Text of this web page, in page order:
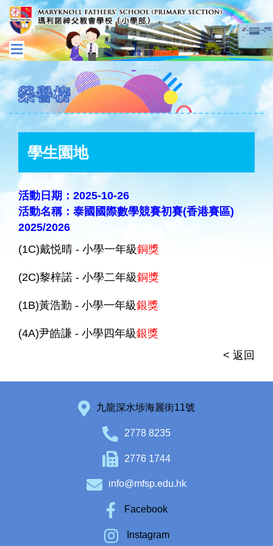
榮譽榜
學生園地
活動日期：2025-10-26
活動名稱：泰國國際數學競賽初賽(香港賽區)
2025/2026
(1C)戴悦晴 - 小學一年級銅獎
(2C)黎梓諾 - 小學二年級銅獎
(1B)黃浩勤 - 小學一年級銀獎
(4A)尹皓謙 - 小學四年級銀獎
< 返回
九龍深水埗海麗街11號
2778 8235
2776 1744
info@mfsp.edu.hk
Facebook
Instagram